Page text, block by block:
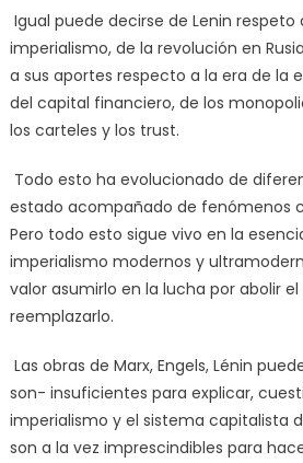
Igual puede decirse de Lenin respeto
imperialismo, de la revolución en
a sus aportes respecto a la era de la
del capital financiero, de los
los carteles y los trust.
Todo esto ha evolucionado de
estado acompañado de fenómenos
Pero todo esto sigue vivo en la
imperialismo modernos y
valor asumirlo en la lucha por abolir
reemplazarlo.
Las obras de Marx, Engels, Lénin
son- insuficientes para explicar,
imperialismo y el sistema capitalista
son a la vez imprescindibles para